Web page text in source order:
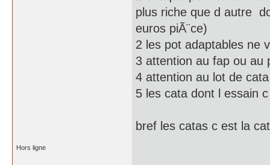
plus riche que d autre
euros piÃ¨ce)
2 les pot adaptables ne
3 attention au fap ou au
4 attention au lot de
5 les cata dont l essain
bref les catas c est la
Hors ligne